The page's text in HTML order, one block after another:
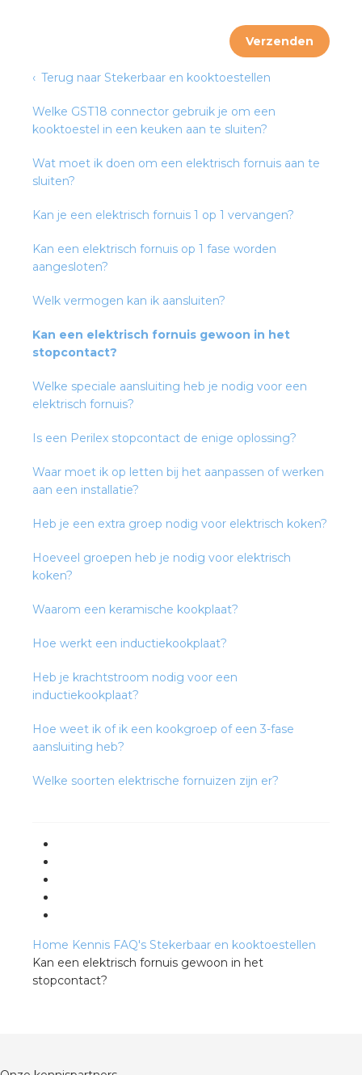
Verzenden
Terug naar Stekerbaar en kooktoestellen
Welke GST18 connector gebruik je om een
kooktoestel in een keuken aan te sluiten?
Wat moet ik doen om een elektrisch fornuis aan te
sluiten?
Kan je een elektrisch fornuis 1 op 1 vervangen?
Kan een elektrisch fornuis op 1 fase worden
aangesloten?
Welk vermogen kan ik aansluiten?
Kan een elektrisch fornuis gewoon in het
stopcontact?
Welke speciale aansluiting heb je nodig voor een
elektrisch fornuis?
Is een Perilex stopcontact de enige oplossing?
Waar moet ik op letten bij het aanpassen of werken
aan een installatie?
Heb je een extra groep nodig voor elektrisch koken?
Hoeveel groepen heb je nodig voor elektrisch
koken?
Waarom een keramische kookplaat?
Hoe werkt een inductiekookplaat?
Heb je krachtstroom nodig voor een
inductiekookplaat?
Hoe weet ik of ik een kookgroep of een 3-fase
aansluiting heb?
Welke soorten elektrische fornuizen zijn er?
Home Kennis FAQ's Stekerbaar en kooktoestellen
Kan een elektrisch fornuis gewoon in het
stopcontact?
waarde
groothandels